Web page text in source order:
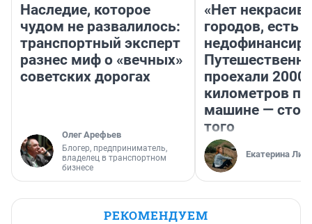
Наследие, которое
чудом не развалилось:
транспортный эксперт
разнес миф о «вечных»
советских дорогах
Олег Арефьев
Блогер, предприниматель,
владелец в транспортном
бизнесе
«Нет
городов, есть
проехали 2000
километров по
машине —
того
Екатерина
РЕКОМЕНДУЕМ